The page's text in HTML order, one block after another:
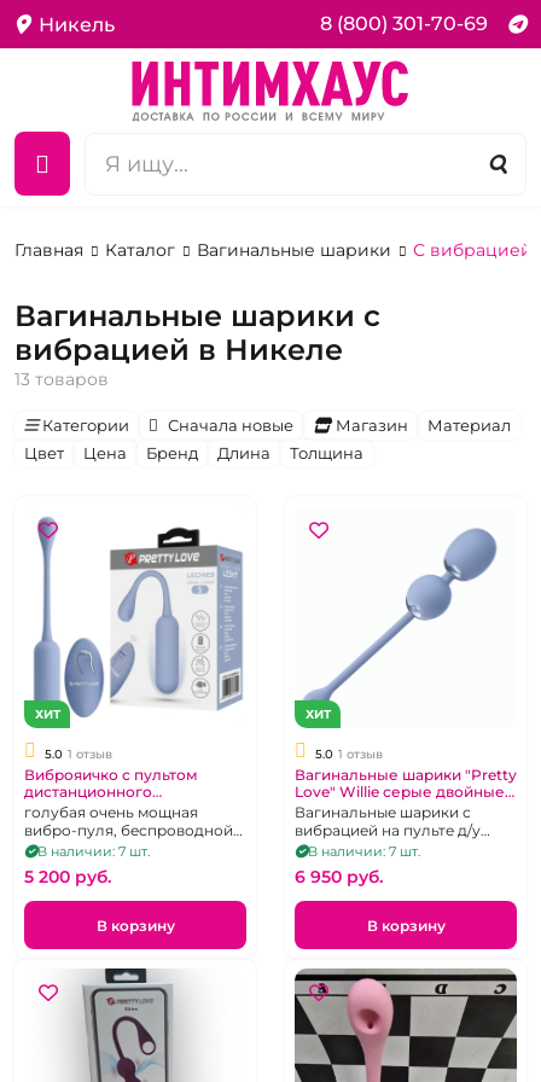
Никель 8 (800) 301-70-69
Главная Каталог Вагинальные шарики С вибрацией
Вагинальные шарики с
вибрацией в Никеле
13 товаров
Категории Сначала новые Магазин
Материал
Цвет
Цена Бренд Длина Толщина
ХИТ
5.0 1 отзыв
Виброяичко с пультом
дистанционного
управления "Pretty Love"
голубая очень мощная
вибро-пуля, беспроводной
пульт ДУ, 12 режимов
В наличии: 7 шт.
5 200 pуб.
В корзину
ХИТ
5.0 1 отзыв
Вагинальные шарики "Pretty
Love" Willie серые двойные
на пульте
Вагинальные шарики с
вибрацией на пульте д/у
перезаряжаемые.
В наличии: 7 шт.
6 950 pуб.
В корзину